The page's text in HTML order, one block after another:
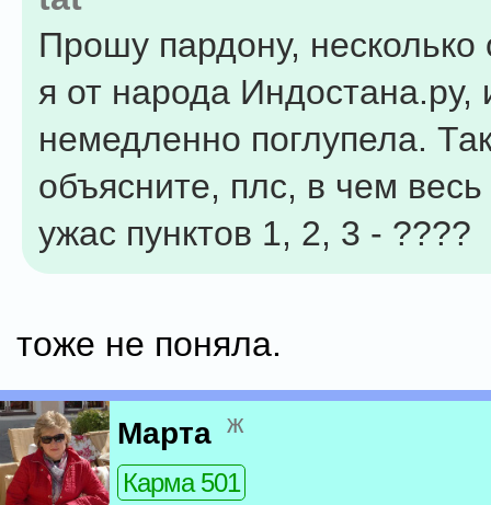
Прошу пардону, несколько
я от народа Индостана.ру,
немедленно поглупела.
объясните, плс, в чем
ужас пунктов 1, 2, 3 - ????
тоже не поняла.
Марта ж
Карма 501